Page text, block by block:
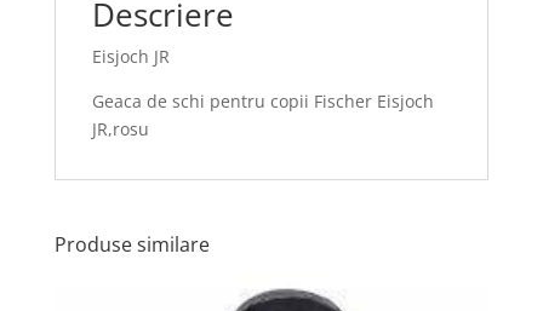
Descriere
Eisjoch JR
Geaca de schi pentru copii Fischer Eisjoch
JR,rosu
Produse similare